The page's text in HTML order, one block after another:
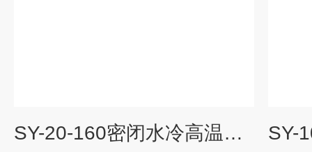
SY-20-160密闭水冷高温循环器SY系列